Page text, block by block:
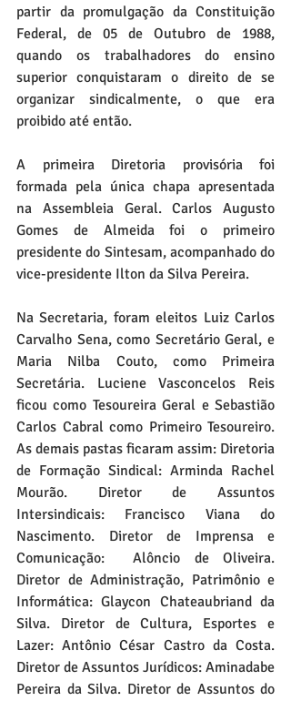
partir da promulgação da Constituição
Federal, de 05 de Outubro de 1988,
quando os trabalhadores do ensino
superior conquistaram o direito de se
organizar sindicalmente, o que era
proibido até então.
A primeira Diretoria provisória foi
formada pela única chapa apresentada
na Assembleia Geral. Carlos Augusto
Gomes de Almeida foi o primeiro
presidente do Sintesam, acompanhado do
vice-presidente Ilton da Silva Pereira.
Na Secretaria, foram eleitos Luiz Carlos
Carvalho Sena, como Secretário Geral, e
Maria Nilba Couto, como Primeira
Secretária. Luciene Vasconcelos Reis
ficou como Tesoureira Geral e Sebastião
Carlos Cabral como Primeiro Tesoureiro.
As demais pastas ficaram assim: Diretoria
de Formação Sindical: Arminda Rachel
Mourão. Diretor de Assuntos
Intersindicais: Francisco Viana do
Nascimento. Diretor de Imprensa e
Comunicação:  Alôncio de Oliveira.
Diretor de Administração, Patrimônio e
Informática: Glaycon Chateaubriand da
Silva. Diretor de Cultura, Esportes e
Lazer: Antônio César Castro da Costa.
Diretor de Assuntos Jurídicos: Aminadabe
Pereira da Silva. Diretor de Assuntos do